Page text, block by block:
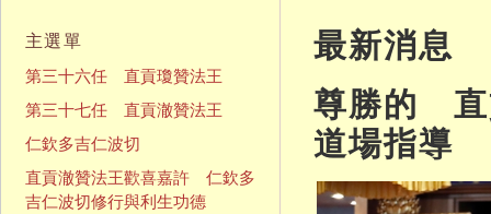
最新消息
尊勝的 直
道場指導
主選單
第三十六任 直貢瓊贊法王
第三十七任 直貢澈贊法王
仁欽多吉仁波切
直貢澈贊法王歡喜嘉許 仁欽多
吉仁波切修行與利生功德